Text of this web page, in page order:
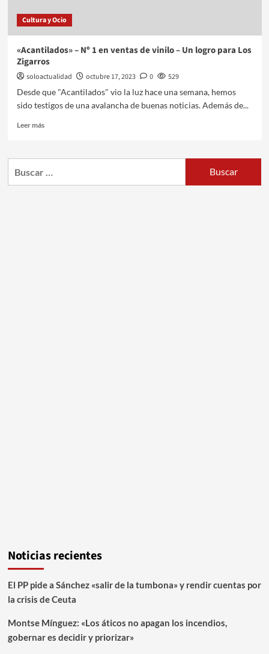
Cultura y Ocio
«Acantilados» – Nº 1 en ventas de vinilo – Un logro para Los
Zigarros
soloactualidad octubre 17, 2023 0
529
Desde que "Acantilados" vio la luz hace una semana, hemos
sido testigos de una avalancha de buenas noticias. Además de...
Leer más
Noticias recientes
El PP pide a Sánchez «salir de la tumbona» y rendir cuentas por
la crisis de Ceuta
Montse Mínguez: «Los áticos no apagan los incendios,
gobernar es decidir y priorizar»